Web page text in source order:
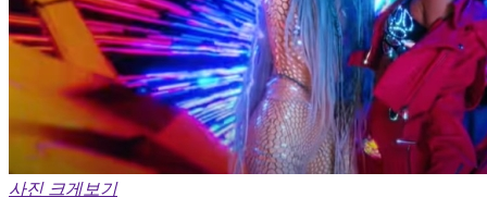
사진 크게보기